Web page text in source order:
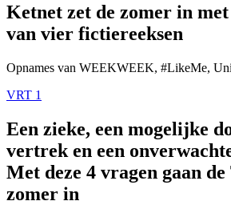
Ketnet zet de zomer in met
van vier fictiereeksen
Opnames van WEEKWEEK, #LikeMe,
VRT 1
Een zieke, een mogelijke
vertrek en een
Met deze 4 vragen gaan
zomer in